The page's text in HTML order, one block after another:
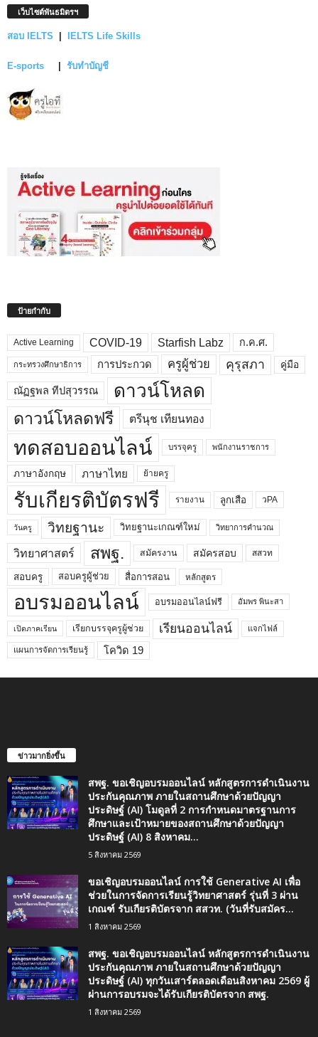
เว็บไซต์พันธมิตรฯ
สอบ IELTS IELTS Life Skills
E-sports รับทำบัญชี
ป้ายกำกับ
Active Learning COVID-19 Starfish Labz ก.ค.ศ.
กระทรวงศึกษาธิการ การประกวด ครูผู้ช่วย คุรุสภา คู่มือ
ณัฏฐพล ทีปสุวรรณ ดาวน์โหลด
ดาวน์โหลดฟรี ตรีนุช เทียนทอง
ทดสอบออนไลน์ บรรจุครู พนักงานราชการ
ภาษาอังกฤษ ภาษาไทย ย้ายครู
รับเกียรติบัตรฟรี รายงาน ลูกเสือ วPA
วันครู วิทยฐานะ วิทยฐานะเกณฑ์ใหม่ วิทยาการคำนวณ
วิทยาศาสตร์ สพฐ. สมัครงาน สมัครสอบ สสวท
สอบครู สอบครูผู้ช่วย สื่อการสอน หลักสูตร
อบรมออนไลน์ อบรมออนไลน์ฟรี อัมพร พินะสา
เปิดภาคเรียน เรียกบรรจุครูผู้ช่วย เรียนออนไลน์ แจกไฟล์
แผนการจัดการเรียนรู้ โควิด 19
ข่าวมากยิ่งขึ้น
สพฐ. ขอเชิญอบรมออนไลน์ หลักสูตรการดำเนินงาน
ประกันคุณภาพ ภายในสถานศึกษาด้วยปัญญา
ประดิษฐ์ (AI) โมดูลที่ 2 การกำหนดมาตรฐานการ
ศึกษาและเป้าหมายของสถานศึกษาด้วยปัญญา
ประดิษฐ์ (AI) 8 สิงหาคม...
5 สิงหาคม 2569
ขอเชิญอบรมออนไลน์ การใช้ Generative AI เพื่อ
ช่วยในการจัดการเรียนรู้วิทยาศาสตร์ รุ่นที่ 3 ผ่าน
เกณฑ์ รับเกียรติบัตรจาก สสวท. (วันที่รับสมัคร...
1 สิงหาคม 2569
สพฐ. ขอเชิญอบรมออนไลน์ หลักสูตรการดำเนินงาน
ประกันคุณภาพ ภายในสถานศึกษาด้วยปัญญา
ประดิษฐ์ (AI) ทุกวันเสาร์ตลอดเดือนสิงหาคม 2569 ผู้
ผ่านการอบรมจะได้รับเกียรติบัตรจาก สพฐ.
1 สิงหาคม 2569